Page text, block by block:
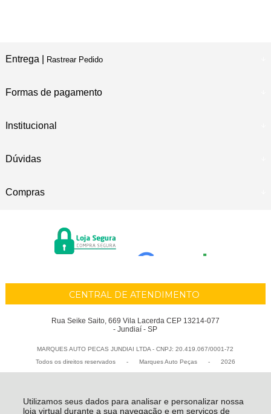
Utilizamos seus dados para analisar e personalizar nossa
loja virtual durante a sua navegação e em serviços de
Entrega | Rastrear Pedido
Formas de pagamento
Institucional
Dúvidas
Compras
CENTRAL DE ATENDIMENTO
Rua Seike Saito, 669 Vila Lacerda CEP 13214-077
- Jundiaí - SP
MARQUES AUTO PECAS JUNDIAI LTDA - CNPJ: 20.419.067/0001-72
Todos os direitos reservados
- Marques Auto Peças - 2026